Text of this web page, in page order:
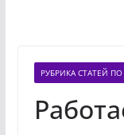
РУБРИКА СТАТЕЙ